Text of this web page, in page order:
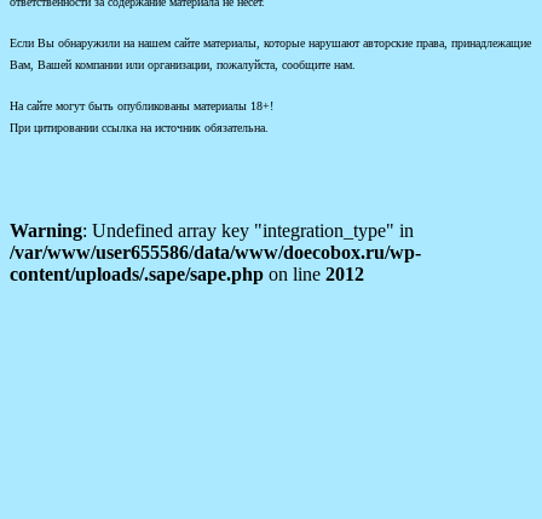
Если Вы обнаружили на нашем сайте материалы, которые нарушают авторские права, принадлежащие
Вам, Вашей компании или организации, пожалуйста, сообщите нам.
На сайте могут быть опубликованы материалы 18+!
При цитировании ссылка на источник обязательна.
Warning: Undefined array key "integration_type" in
/var/www/user655586/data/www/doecobox.ru/wp-
content/uploads/.sape/sape.php on line 2012